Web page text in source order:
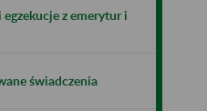
z emerytur i
świadczenia